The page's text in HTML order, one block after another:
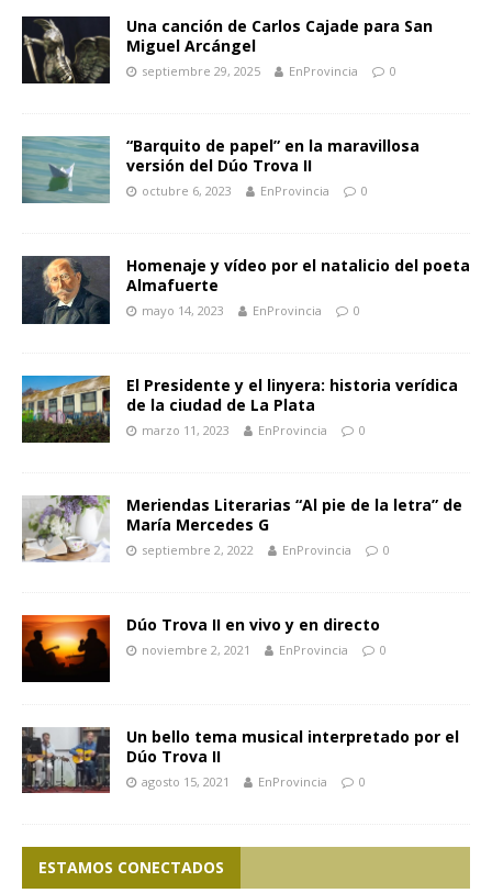
Una canción de Carlos Cajade para San
Miguel Arcángel
septiembre 29, 2025 EnProvincia 0
“Barquito de papel” en la maravillosa
versión del Dúo Trova II
octubre 6, 2023 EnProvincia 0
Homenaje y vídeo por el natalicio del poeta
Almafuerte
mayo 14, 2023 EnProvincia 0
El Presidente y el linyera: historia verídica
de la ciudad de La Plata
marzo 11, 2023 EnProvincia 0
Meriendas Literarias “Al pie de la letra” de
María Mercedes G
septiembre 2, 2022 EnProvincia 0
Dúo Trova II en vivo y en directo
noviembre 2, 2021 EnProvincia 0
Un bello tema musical interpretado por el
Dúo Trova II
agosto 15, 2021 EnProvincia 0
ESTAMOS CONECTADOS